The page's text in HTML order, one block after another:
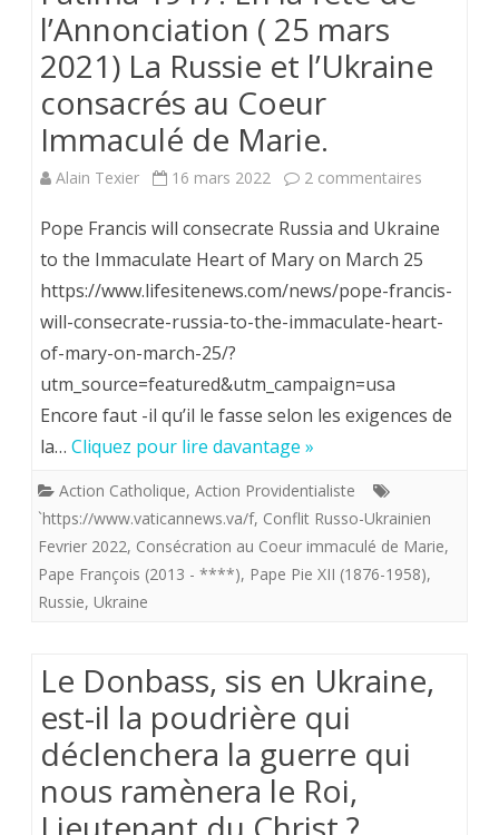
l’Annonciation ( 25 mars
2021) La Russie et l’Ukraine
consacrés au Coeur
Immaculé de Marie.
Alain Texier 16 mars 2022 2 commentaires
1917.
En
la
de
25
mars
Russie
Pope Francis will consecrate Russia and Ukraine
to the Immaculate Heart of Mary on March 25
https://www.lifesitenews.com/news/pope-francis-
will-consecrate-russia-to-the-immaculate-heart-
of-mary-on-march-25/?
utm_source=featured&utm_campaign=usa
Encore faut -il qu’il le fasse selon les exigences de
la… Cliquez pour lire davantage »
Action Catholique, Action Providentialiste
`https://www.vaticannews.va/f, Conflit Russo-Ukrainien
Fevrier 2022, Consécration au Coeur immaculé de Marie,
Pape François (2013 - ****), Pape Pie XII (1876-1958),
Russie, Ukraine
Le Donbass, sis en Ukraine,
est-il la poudrière qui
déclenchera la guerre qui
nous ramènera le Roi,